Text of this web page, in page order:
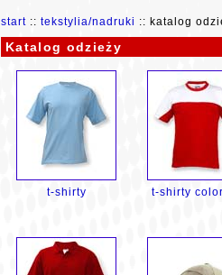
start :: tekstylia/nadruki :: katalog
Katalog odzieży
t-shirty t-shirty